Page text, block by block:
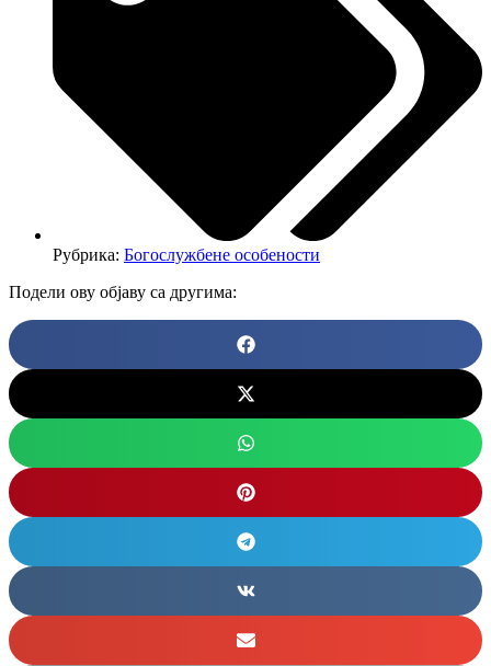
Рубрика: Богослужбене особености
Подели ову објаву са другима: